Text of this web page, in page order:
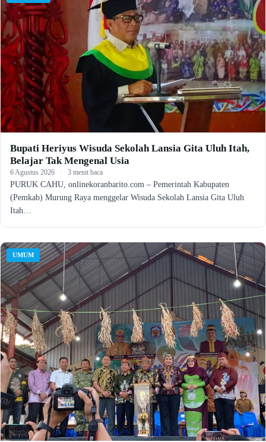
Bupati Heriyus Wisuda Sekolah Lansia Gita Uluh Itah,
Belajar Tak Mengenal Usia
6 Agustus 2026 · 3 menit baca
PURUK CAHU, onlinekoranbarito.com – Pemerintah Kabupaten
(Pemkab) Murung Raya menggelar Wisuda Sekolah Lansia Gita Uluh
Itah…
UMUM